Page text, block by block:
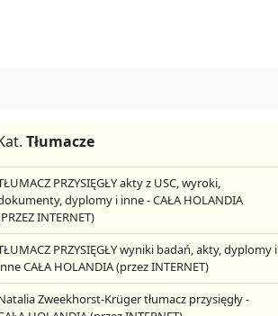
Tłumacze
PRZYSIĘGŁY akty z USC, wyroki,
dyplomy i inne - CAŁA HOLANDIA
INTERNET)
PRZYSIĘGŁY wyniki badań, akty, dyplomy i
CAŁA HOLANDIA (przez INTERNET)
Zweekhorst-Krüger tłumacz przysięgły -